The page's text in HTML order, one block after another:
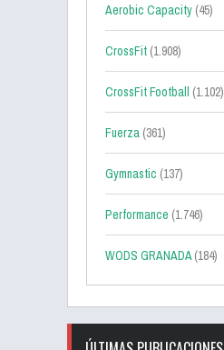
Aerobic Capacity (45)
CrossFit (1.908)
CrossFit Football (1.102)
Fuerza (361)
Gymnastic (137)
Performance (1.746)
WODS GRANADA(184)